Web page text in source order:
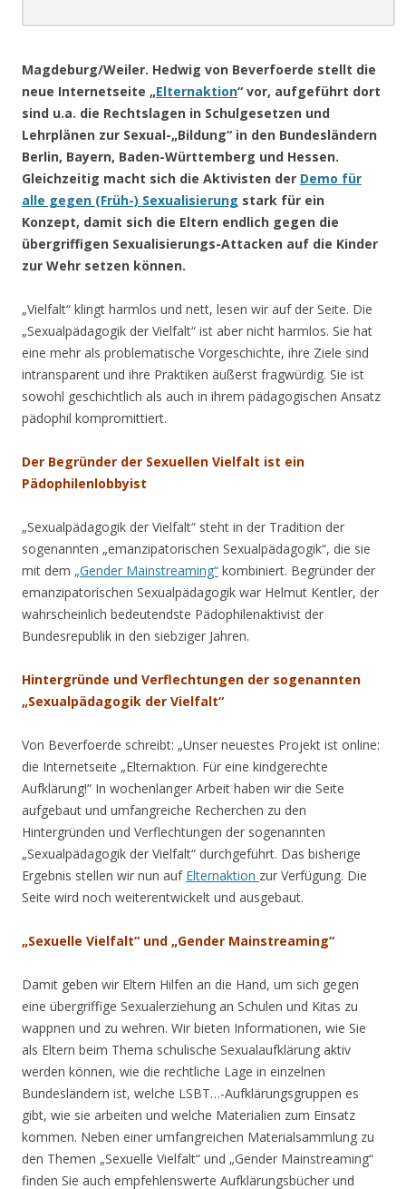
Magdeburg/Weiler. Hedwig von Beverfoerde stellt die
neue Internetseite „Elternaktion“ vor, aufgeführt dort
sind u.a. die Rechtslagen in Schulgesetzen und
Lehrplänen zur Sexual-„Bildung“ in den Bundesländern
Berlin, Bayern, Baden-Württemberg und Hessen.
Gleichzeitig macht sich die Aktivisten der Demo für
alle gegen (Früh-) Sexualisierung stark für ein
Konzept, damit sich die Eltern endlich gegen die
übergriffigen Sexualisierungs-Attacken auf die Kinder
zur Wehr setzen können.
„Vielfalt“ klingt harmlos und nett, lesen wir auf der Seite. Die
„Sexualpädagogik der Vielfalt“ ist aber nicht harmlos. Sie hat
eine mehr als problematische Vorgeschichte, ihre Ziele sind
intransparent und ihre Praktiken äußerst fragwürdig. Sie ist
sowohl geschichtlich als auch in ihrem pädagogischen Ansatz
pädophil kompromittiert.
Der Begründer der Sexuellen Vielfalt ist ein
Pädophilenlobbyist
„Sexualpädagogik der Vielfalt“ steht in der Tradition der
sogenannten „emanzipatorischen Sexualpädagogik“, die sie
mit dem „Gender Mainstreaming“ kombiniert. Begründer der
emanzipatorischen Sexualpädagogik war Helmut Kentler, der
wahrscheinlich bedeutendste Pädophilenaktivist der
Bundesrepublik in den siebziger Jahren.
Hintergründe und Verflechtungen der sogenannten
„Sexualpädagogik der Vielfalt“
Von Beverfoerde schreibt: „Unser neuestes Projekt ist online:
die Internetseite „Elternaktion. Für eine kindgerechte
Aufklärung!“ In wochenlanger Arbeit haben wir die Seite
aufgebaut und umfangreiche Recherchen zu den
Hintergründen und Verflechtungen der sogenannten
„Sexualpädagogik der Vielfalt“ durchgeführt. Das bisherige
Ergebnis stellen wir nun auf Elternaktion zur Verfügung. Die
Seite wird noch weiterentwickelt und ausgebaut.
„Sexuelle Vielfalt“ und „Gender Mainstreaming“
Damit geben wir Eltern Hilfen an die Hand, um sich gegen
eine übergriffige Sexualerziehung an Schulen und Kitas zu
wappnen und zu wehren. Wir bieten Informationen, wie Sie
als Eltern beim Thema schulische Sexualaufklärung aktiv
werden können, wie die rechtliche Lage in einzelnen
Bundesländern ist, welche LSBT…-Aufklärungsgruppen es
gibt, wie sie arbeiten und welche Materialien zum Einsatz
kommen. Neben einer umfangreichen Materialsammlung zu
den Themen „Sexuelle Vielfalt“ und „Gender Mainstreaming“
finden Sie auch empfehlenswerte Aufklärungsbücher und